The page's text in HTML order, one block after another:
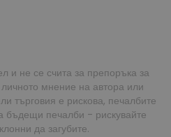
и не се счита за препоръка за
мнение на автора или
търговия е рискова, печалбите
бъдещи печалби - рискувайте
да загубите.